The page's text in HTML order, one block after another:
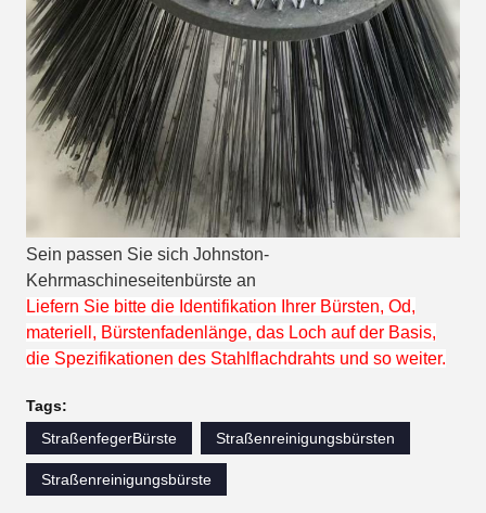
Sein passen Sie sich Johnston-
Kehrmaschineseitenbürste an
Liefern Sie bitte die Identifikation Ihrer Bürsten, Od,
materiell, Bürstenfadenlänge, das Loch auf der Basis,
die Spezifikationen des Stahlflachdrahts und so weiter.
Tags:
StraßenfegerBürste
Straßenreinigungsbürsten
Straßenreinigungsbürste